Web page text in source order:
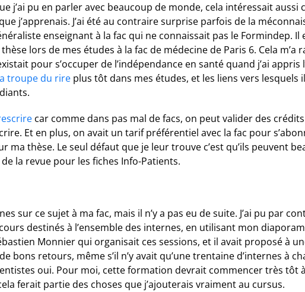
j’ai pu en parler avec beaucoup de monde, cela intéressait aussi
j’apprenais. J’ai été au contraire surprise parfois de la
enseignant à la fac qui ne connaissait pas le Formindep.
lors de mes études à la fac de médecine de Paris 6. Cela m’a
pour s’occuper de l’indépendance en santé quand j’ai appris
troupe du rireplus tôt dans mes études, et les liens vers lesquels
car comme dans pas mal de facs, on peut valider des
Et en plus, on avait un tarif préférentiel avec la fac pour
ma thèse. Le seul défaut que je leur trouve c’est qu’ils peuvent
la revue pour les fiches Info-Patients.
sur ce sujet à ma fac, mais il n’y a pas eu de suite. J’ai pu par
destinés à l’ensemble des internes, en utilisant mon
Monnier qui organisait ces sessions, et il avait proposé à
bons retours, même s’il n’y avait qu’une trentaine d’internes à
oui. Pour moi, cette formation devrait commencer très tôt à
ferait partie des choses que j’ajouterais vraiment au cursus.